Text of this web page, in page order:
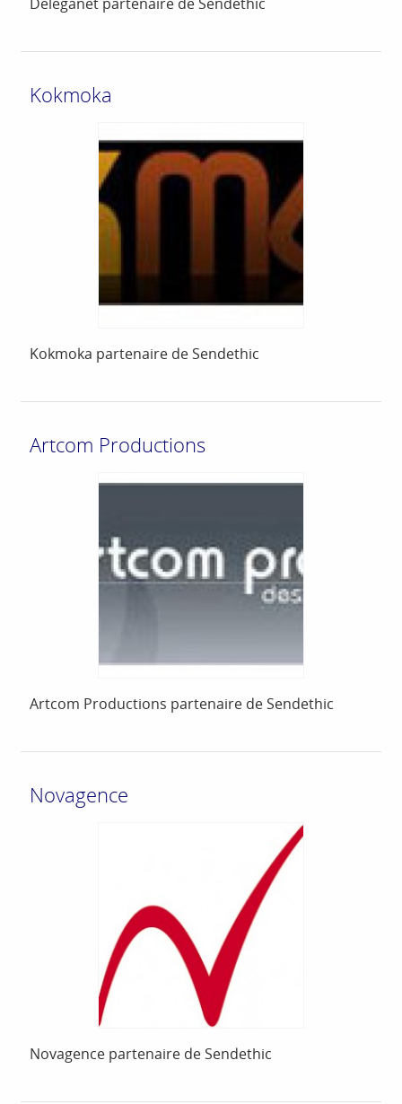
Kokmoka
Kokmoka partenaire de Sendethic
Artcom Productions
Artcom Productions partenaire de Sendethic
Novagence
Novagence partenaire de Sendethic